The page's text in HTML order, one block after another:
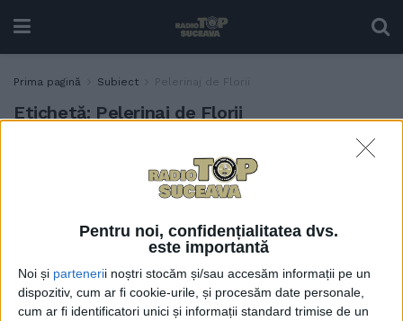
Pentru noi, confidențialitatea dvs.
este importantă
Noi și partenerii noștri stocăm și/sau accesăm informații pe un
dispozitiv, cum ar fi cookie-urile, și procesăm date personale,
cum ar fi identificatori unici și informații standard trimise de un
Prima pagină Subiect Pelerinaj de Florii
Etichetă: Pelerinaj de Florii
ÎPS Calinic, felicitat pentru
inițiativa de a organiza
Pelerinajul de Florii pe
17 APRILIE, 2022